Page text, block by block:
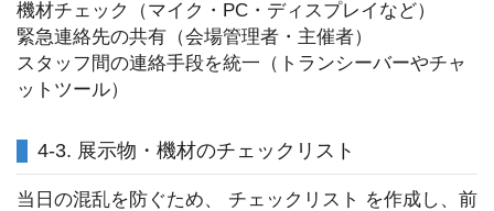
機材チェック（マイク・PC・ディスプレイなど）
緊急連絡先の共有（会場管理者・主催者）
スタッフ間の連絡手段を統一（トランシーバーやチャ
ットツール）
4-3. 展示物・機材のチェックリスト
当日の混乱を防ぐため、 チェックリスト を作成し、前